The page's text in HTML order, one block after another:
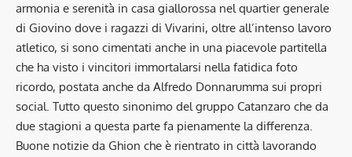
armonia e serenità in casa giallorossa nel quartier generale
di Giovino dove i ragazzi di Vivarini, oltre all’intenso lavoro
atletico, si sono cimentati anche in una piacevole partitella
che ha visto i vincitori immortalarsi nella fatidica foto
ricordo, postata anche da Alfredo Donnarumma sui propri
social. Tutto questo sinonimo del gruppo Catanzaro che da
due stagioni a questa parte fa pienamente la differenza.
Buone notizie da Ghion che è rientrato in città lavorando